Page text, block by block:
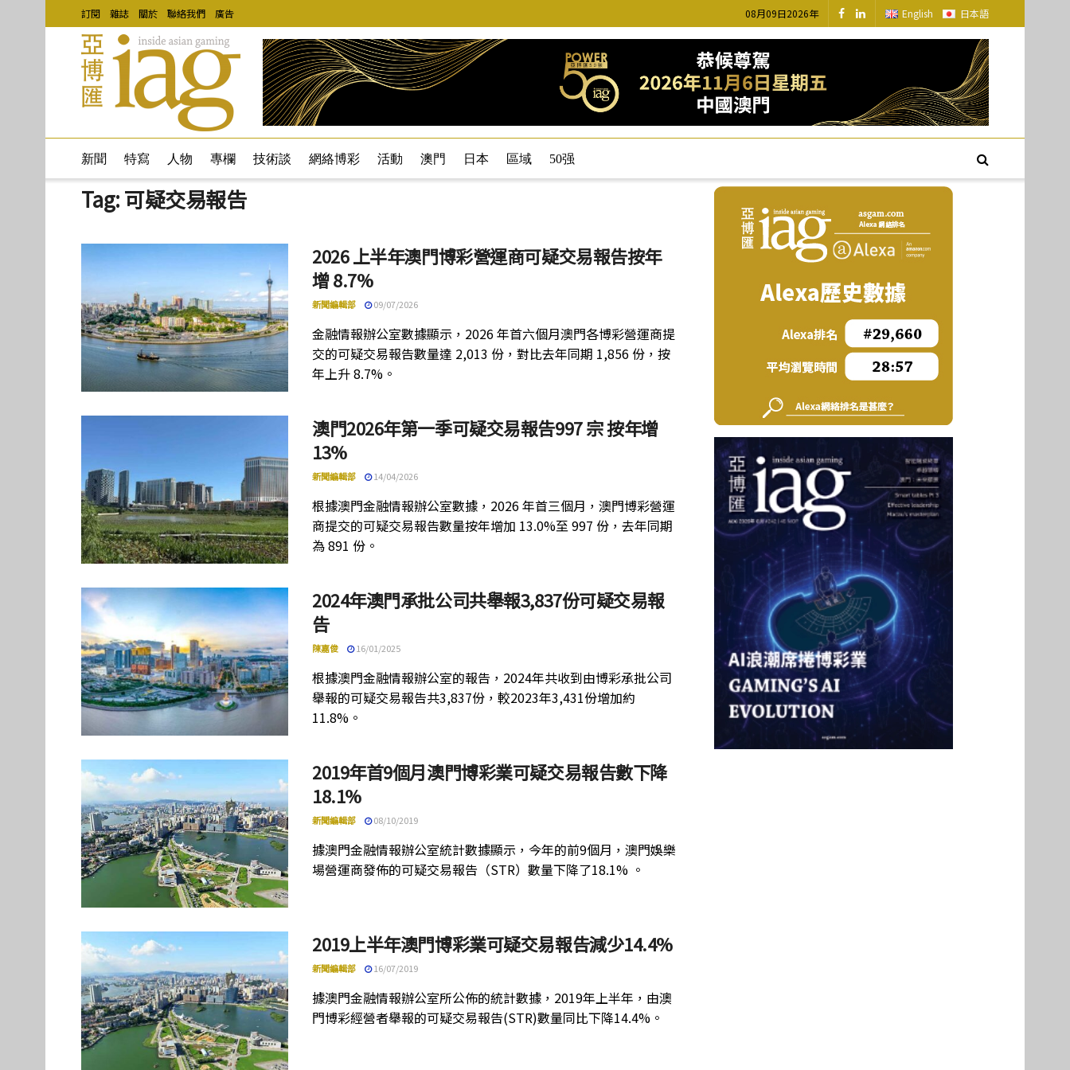
訂閱 雜誌 關於 聯絡我們 廣告 08月09日2026年 English 日本語
新聞 特寫 人物 專欄 技術談 網絡博彩 活動 澳門 日本 區域 50强
Tag:可疑交易報告
2026 上半年澳門博彩營運商可疑交易報告按年
增 8.7%
新聞編輯部 09/07/2026
金融情報辦公室數據顯示，2026 年首六個月澳門各博彩營運商提
交的可疑交易報告數量達 2,013 份，對比去年同期 1,856 份，按
年上升 8.7%。
澳門2026年第一季可疑交易報告997 宗 按年增
13%
新聞編輯部 14/04/2026
根據澳門金融情報辦公室數據，2026 年首三個月，澳門博彩營運
商提交的可疑交易報告數量按年增加 13.0%至 997 份，去年同期
為 891 份。
2024年澳門承批公司共舉報3,837份可疑交易報
告
陳嘉俊 16/01/2025
根據澳門金融情報辦公室的報告，2024年共收到由博彩承批公司
舉報的可疑交易報告共3,837份，較2023年3,431份增加約
11.8%。
2019年首9個月澳門博彩業可疑交易報告數下降
18.1%
新聞編輯部 08/10/2019
據澳門金融情報辦公室統計數據顯示，今年的前9個月，澳門娛樂
場營運商發佈的可疑交易報告（STR）數量下降了18.1% 。
2019上半年澳門博彩業可疑交易報告減少14.4%
新聞編輯部 16/07/2019
據澳門金融情報辦公室所公佈的統計數據，2019年上半年，由澳
門博彩經營者舉報的可疑交易報告(STR)數量同比下降14.4%。